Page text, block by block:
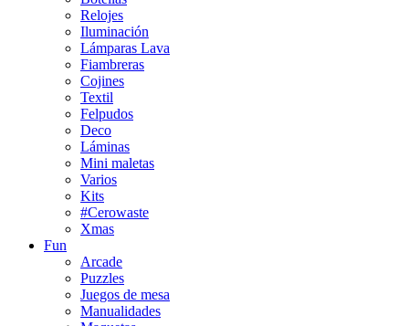
Relojes
Iluminación
Lámparas Lava
Fiambreras
Cojines
Textil
Felpudos
Deco
Láminas
Mini maletas
Varios
Kits
#Cerowaste
Xmas
Fun
Arcade
Puzzles
Juegos de mesa
Manualidades